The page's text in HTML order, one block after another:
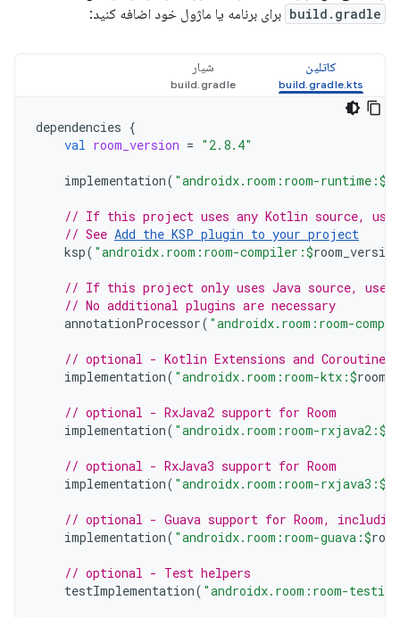
build.gradle برای برنامه یا ماژول خود اضافه کنید:
کاتلین شیار
dependencies {
val room_version = "2.8.4"
implementation( "androidx.room:room-runtime:$
// If this project uses any Kotlin source, use
// See Add the KSP plugin to your project
ksp( "androidx.room:room-compiler:$room_version
// If this project only uses Java source, use
// No additional plugins are necessary
annotationProcessor( "androidx.room:room-
// optional - Kotlin Extensions and Coroutines
implementation( "androidx.room:room-ktx:$
// optional - RxJava2 support for Room
implementation( "androidx.room:room-rxjava2:$
// optional - RxJava3 support for Room
implementation( "androidx.room:room-rxjava3:$
// optional - Guava support for Room,
implementation( "androidx.room:room-guava:$
// optional - Test helpers
testImplementation( "androidx.room:room-